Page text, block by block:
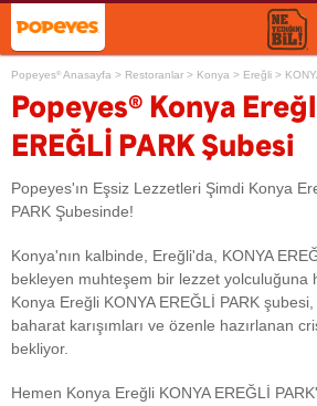
Popeyes® Anasayfa > Restoranlar > Konya > Ereğli >
Popeyes®
Konya
EREĞLİ PARK Şubesi
Popeyes'ın Eşsiz Lezzetleri Şimdi Konya
PARK Şubesinde!
Konya'nın kalbinde, Ereğli'da, KONYA
bekleyen muhteşem bir lezzet yolculuğuna
Konya Ereğli KONYA EREĞLİ PARK
baharat karışımları ve özenle hazırlanan
bekliyor.
Hemen Konya Ereğli KONYA EREĞLİ